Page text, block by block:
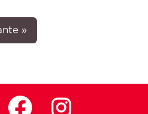
»
S
e
S